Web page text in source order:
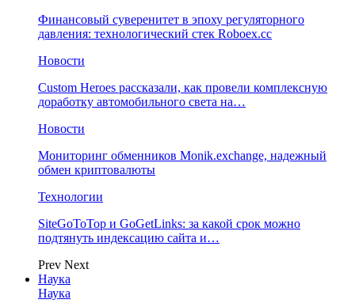
Финансовый суверенитет в эпоху регуляторного
давления: технологический стек Roboex.cc
Новости
Custom Heroes рассказали, как провели комплексную
доработку автомобильного света на…
Новости
Мониторинг обменников Monik.exchange, надежный
обмен криптовалюты
Технологии
SiteGoToTop и GoGetLinks: за какой срок можно
подтянуть индексацию сайта и…
Prev Next
Наука
Наука